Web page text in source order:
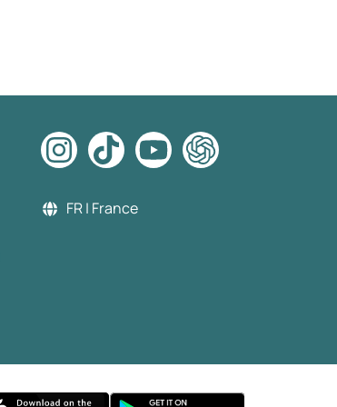
FR | France